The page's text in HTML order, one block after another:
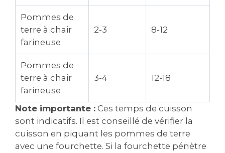
Pommes de
terre à chair
farineuse
2-3 8-12
Pommes de
terre à chair
farineuse
3-4 12-18
Note importante : Ces temps de cuisson
sont indicatifs. Il est conseillé de vérifier la
cuisson en piquant les pommes de terre
avec une fourchette. Si la fourchette pénètre